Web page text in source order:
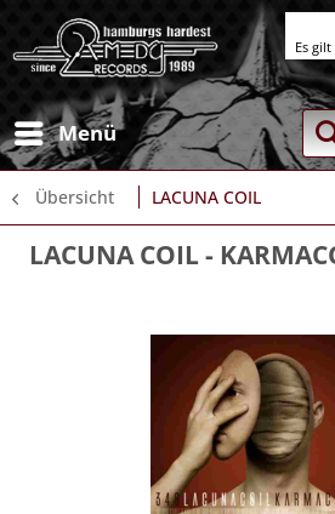
Menü
Übersicht LACUNA COIL
LACUNA COIL-
Es